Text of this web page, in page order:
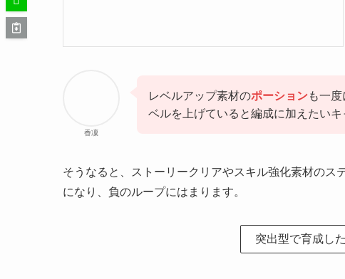
香凜
レベルアップ素材のポーションも一
ベルを上げていると編成に加えたい
そうなると、ストーリークリアやスキル強化素材の
になり、負のループにはまります。
突出型で育成し